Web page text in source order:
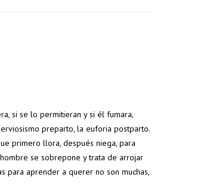
si se lo permitieran y si él fumara,
preparto, la euforia postparto.
primero llora, después niega, para
se sobrepone y trata de arrojar
para aprender a querer no son muchas,
7% de
descuento